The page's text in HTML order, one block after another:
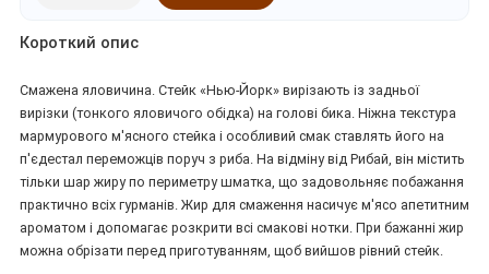
Короткий опис
Смажена яловичина. Стейк «Нью-Йорк» вирізають із задньої
вирізки (тонкого яловичого обідка) на голові бика. Ніжна текстура
мармурового м'ясного стейка і особливий смак ставлять його на
п'єдестал переможців поруч з риба. На відміну від Рибай, він містить
тільки шар жиру по периметру шматка, що задовольняє побажання
практично всіх гурманів. Жир для смаження насичує м'ясо апетитним
ароматом і допомагає розкрити всі смакові нотки. При бажанні жир
можна обрізати перед приготуванням, щоб вийшов рівний стейк.